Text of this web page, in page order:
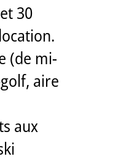
30
(de mi-
aire
aux